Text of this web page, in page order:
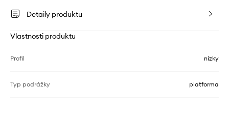
Detaily produktu
Vlastnosti produktu
Profil nízky
Typ podrážky platforma